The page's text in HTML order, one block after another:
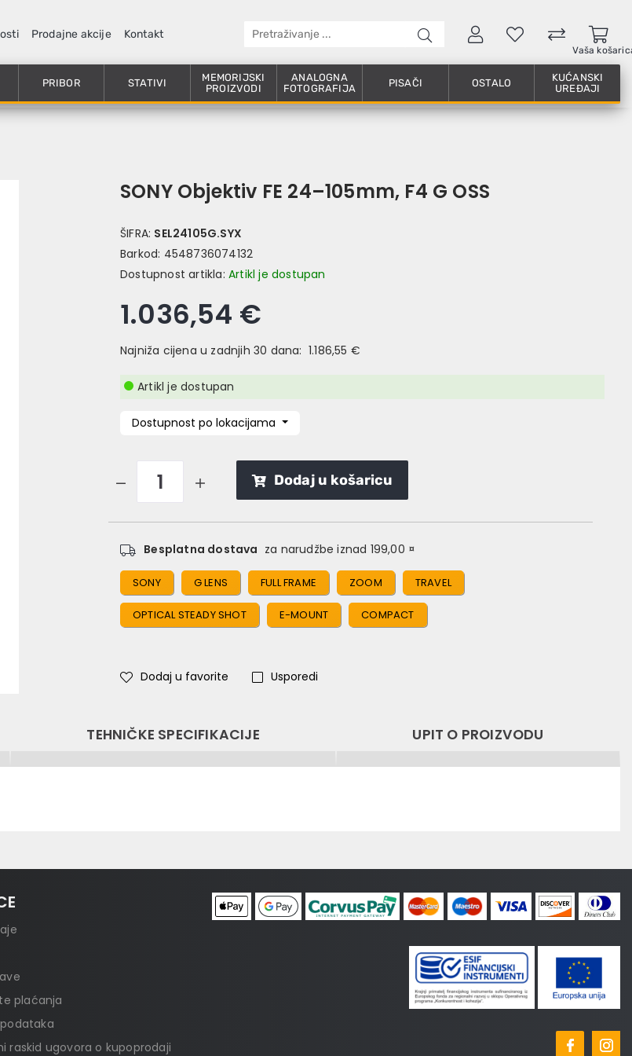
Prodajne akcije Kontakt
Vaša
PRIBOR STATIVI
MEMORIJSKI
PROIZVODI
ANALOGNA
FOTOGRAFIJA
PISAČI OSTALO
KUĆANSKI
UREĐAJI
SONY Objektiv FE 24–105mm, F4 G OSS
ŠIFRA: SEL24105G.SYX
Barkod: 4548736074132
Dostupnost artikla: Artikl je dostupan
1.036,54 €
Najniža cijena u zadnjih 30 dana: 1.186,55 €
Artikl je dostupan
Dostupnost po lokacijama
Dodaj u košaricu
Besplatna dostava za narudžbe iznad 199,00 ¤
SONY G LENS FULL FRAME ZOOM TRAVEL
OPTICAL STEADY SHOT E-MOUNT COMPACT
Dodaj u favorite Usporedi
TEHNIČKE SPECIFIKACIJE UPIT O PROIZVODU
plaćanja
raskid ugovora o kupoprodaji